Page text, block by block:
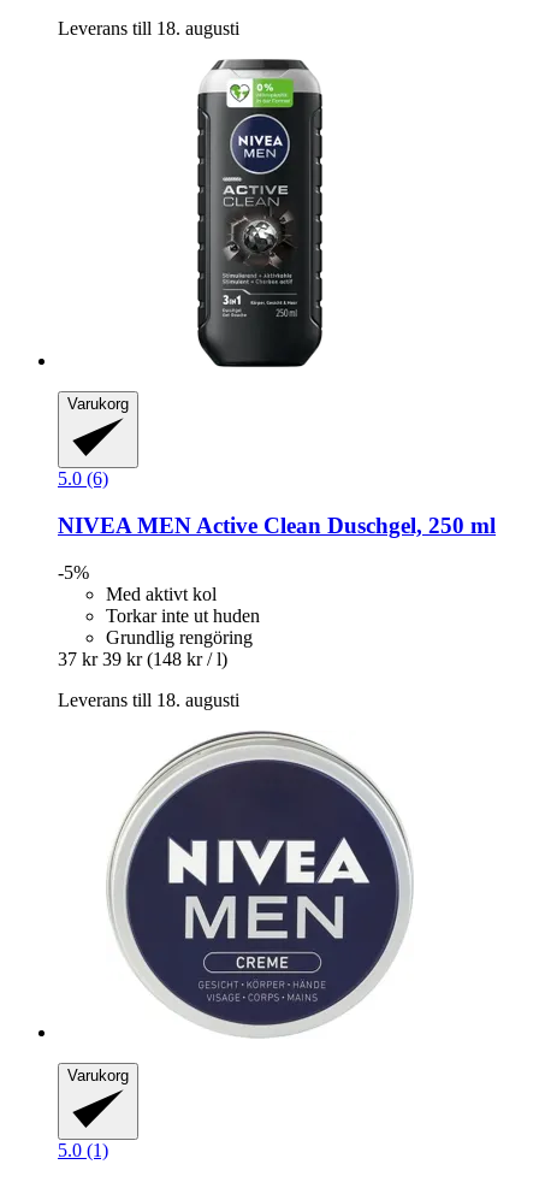
Leverans till 18. augusti
Varukorg
5.0 (6)
NIVEA MEN Active Clean Duschgel, 250 ml
-5%
Med aktivt kol
Torkar inte ut huden
Grundlig rengöring
37 kr 39 kr (148 kr / l)
Leverans till 18. augusti
Varukorg
5.0 (1)